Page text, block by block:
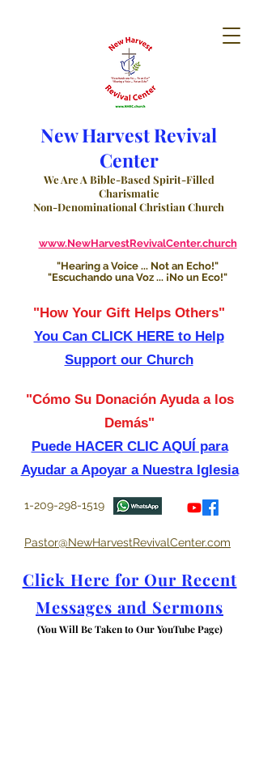
New Harvest Revival
Center
We Are A Bible-Based Spirit-Filled
Charismatic
Non-Denominational Christian Church
www.NewHarvestRevivalCenter.church
"Hearing a Voice ... Not an Echo!"
"Escuchando una Voz ... ¡No un Eco!"
"How Your Gift Helps Others"
You Can CLICK HERE to Help
Support our Church
"Cómo Su Donación Ayuda a los
Demás"
Puede HACER CLIC AQUÍ para
Ayudar a Apoyar a Nuestra Iglesia
1-209-298-1519
Pastor@NewHarvestRevivalCenter.com
Click Here for Our Recent
Messages and Sermons
(You Will Be Taken to Our YouTube Page)